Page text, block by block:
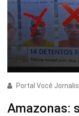
Portal Você
Amazonas: